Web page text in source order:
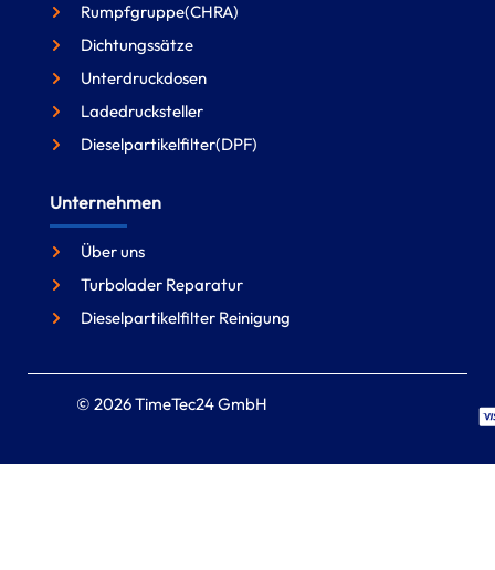
Rumpfgruppe(CHRA)
Dichtungssätze
Unterdruckdosen
Ladedrucksteller
Dieselpartikelfilter(DPF)
Unternehmen
Über uns
Turbolader Reparatur
Dieselpartikelfilter Reinigung
© 2026 TimeTec24 GmbH